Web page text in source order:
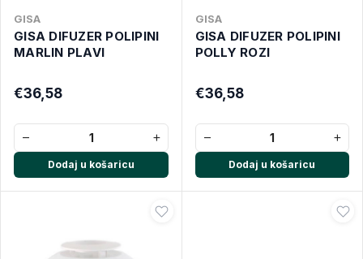
GISA
GISA DIFUZER POLIPINI
MARLIN PLAVI
€36,58
− +
Dodaj u košaricu
GISA
GISA DIFUZER POLIPINI
POLLY ROZI
€36,58
− +
Dodaj u košaricu